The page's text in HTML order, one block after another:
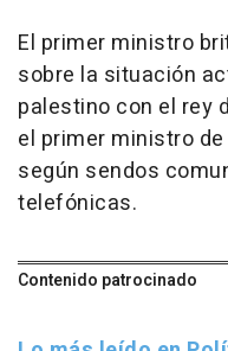
El primer ministro
sobre la situación
palestino con el rey
el primer ministro
según sendos
telefónicas.
Contenido patrocinado